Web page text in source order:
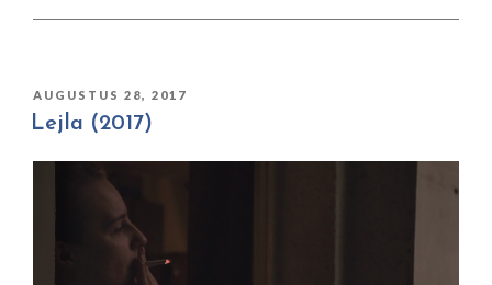
GEPLAATST
OP
AUGUSTUS 28, 2017
Lejla (2017)